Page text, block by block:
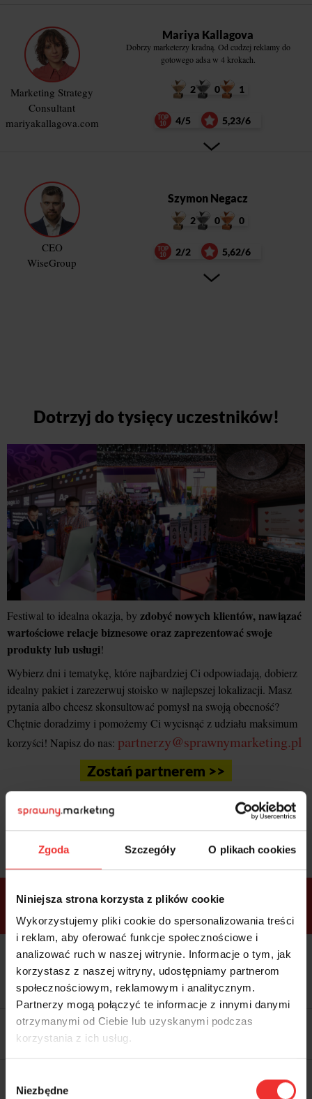
Zgoda Szczegóły O plikach cookies
Niniejsza strona korzysta z plików cookie
Wykorzystujemy pliki cookie do spersonalizowania treści
i reklam, aby oferować funkcje społecznościowe i
analizować ruch w naszej witrynie. Informacje o tym, jak
korzystasz z naszej witryny, udostępniamy partnerom
społecznościowym, reklamowym i analitycznym.
Partnerzy mogą połączyć te informacje z innymi danymi
otrzymanymi od Ciebie lub uzyskanymi podczas
korzystania z ich usług.
zgody
Niezbędne
Marketing Strategy
Consultant
mariyakallagova.com
Mariya Kallagova
Dobrzy marketerzy kradną. Od cudzej reklamy do
gotowego adsa w 4 krokach.
2 0 1
4/5 5,23/6
CEO
WiseGroup
Szymon Negacz
2 0 0
2/2 5,62/6
Dotrzyj do tysięcy uczestników!
Festiwal to idealna okazja, by zdobyć nowych klientów, nawiązać
wartościowe relacje biznesowe oraz zaprezentować swoje
produkty lub usługi!
Wybierz dni i tematykę, które najbardziej Ci odpowiadają, dobierz
idealny pakiet i zarezerwuj stoisko w najlepszej lokalizacji. Masz
pytania albo chcesz skonsultować pomysł na swoją obecność?
Chętnie doradzimy i pomożemy Ci wycisnąć z udziału maksimum
korzyści! Napisz do nas: partnerzy@sprawnymarketing.pl
Zostań partnerem >>
Sprawdź bonusyi wybierz bilet
ramach
pakietów
VIP Premium
Kolacja z prelegentami i before
party (Hotel Sheraton, 27.10) tylko
wbilecie ALLPASS VIP
Dostępne
tylko w
bilecie
ALLPASS
VIP
Dedykowana strefa VIP z
możliwością networkingu z
prelegentami i wystawcami w
WARTOŚĆ: 1970 zł